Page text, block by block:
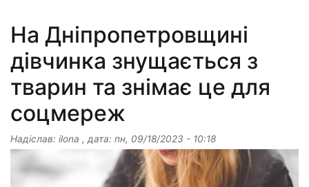
На Дніпропетровщині
дівчинка знущається з
тварин та знімає це для
соцмереж
Надіслав: ilona , дата: пн, 09/18/2023 - 10:18